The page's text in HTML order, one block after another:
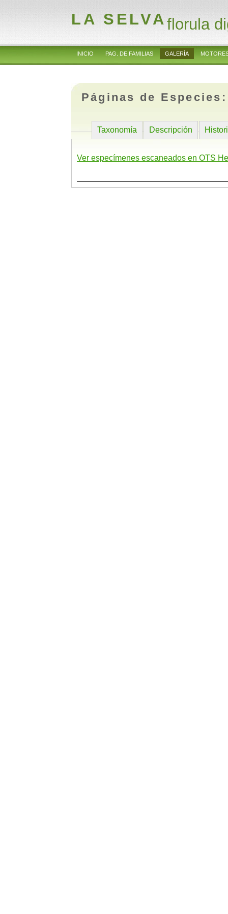
LA SELVAflorula
INICIO PAG. DE FAMILIAS GALERÍA
Páginas de
Taxonomía Descripción
Ver especímenes escaneados en OTS